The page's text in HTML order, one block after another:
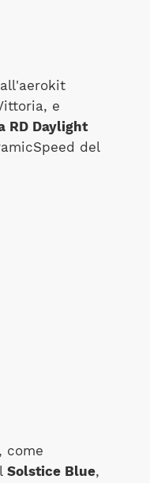
e
RD Daylight
del
come
Solstice Blue,